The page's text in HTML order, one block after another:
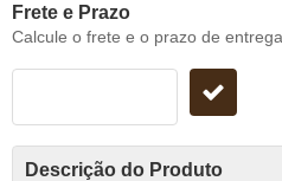
Frete e Prazo
Calcule o frete e o prazo de
Descrição do Produto